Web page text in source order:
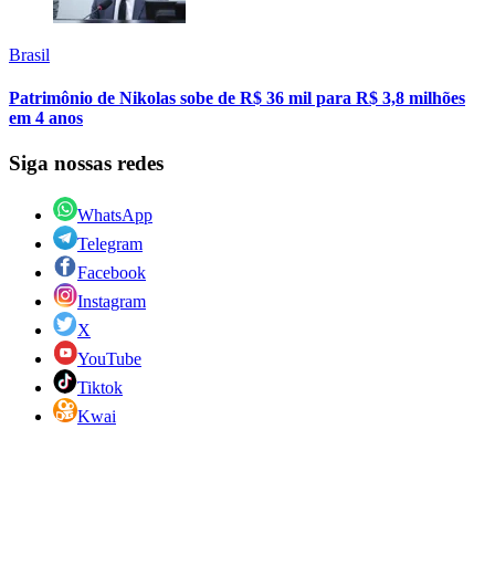
Brasil
Patrimônio de Nikolas sobe de R$ 36 mil para R$ 3,8 milhões
em 4 anos
Siga nossas redes
WhatsApp
Telegram
Facebook
Instagram
X
YouTube
Tiktok
Kwai